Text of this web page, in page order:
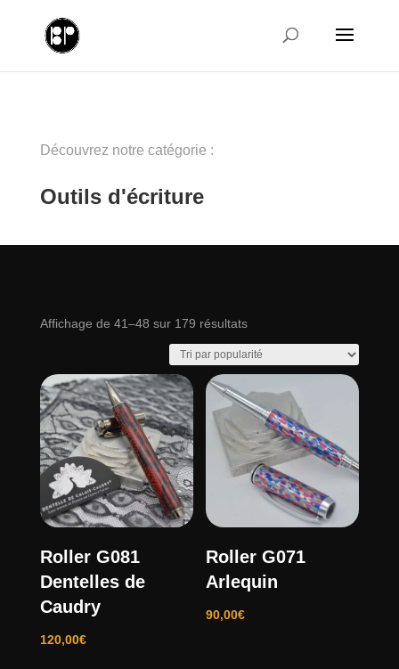
Découvrez notre catégorie :
Outils d'écriture
Affichage de 41–48 sur 179 résultatsTrié
popularité
Roller G081
Dentelles de
Caudry
120,00€
Roller G071
Arlequin
90,00€